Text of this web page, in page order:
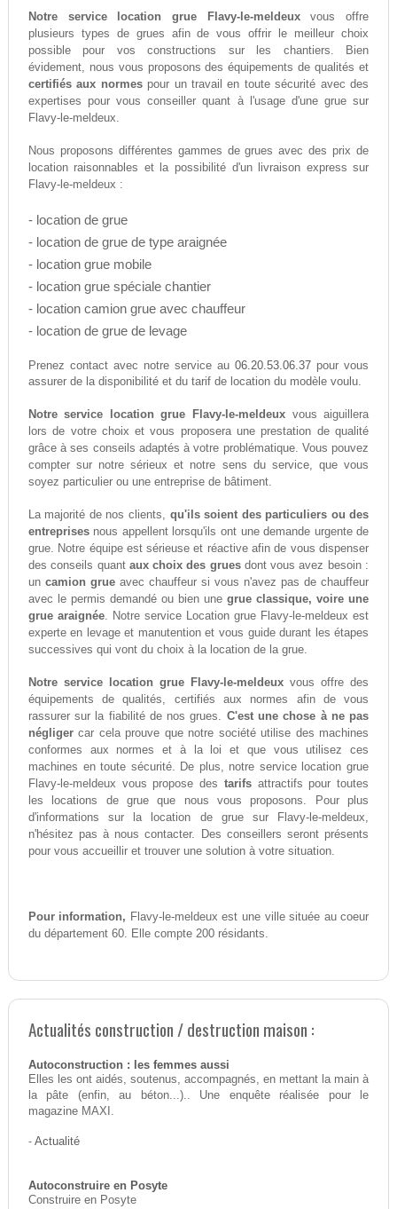
Notre service location grue Flavy-le-meldeuxvous offre
plusieurs types de grues afin de vous offrir le meilleur choix
possible pour vos constructions sur les chantiers. Bien
évidement, nous vous proposons des équipements de qualités et
certifiés aux normespour un travail en toute sécurité avec des
expertises pour vous conseiller quant à l'usage d'une grue sur
Flavy-le-meldeux.
Nous proposons différentes gammes de grues avec des prix de
location raisonnables et la possibilité d'un livraison express sur
Flavy-le-meldeux :
- location de grue
- location de grue de type araignée
- location grue mobile
- location grue spéciale chantier
- location camion grue avec chauffeur
- location de grue de levage
Prenez contact avec notre service au06.20.53.06.37 pour vous
assurer de la disponibilité et du tarif de location du modèle voulu.
Notre service location grue Flavy-le-meldeux vous aiguillera
lors de votre choix et vous proposera une prestation de qualité
grâce à ses conseils adaptés à votre problématique. Vous pouvez
compter sur notre sérieux et notre sens du service, que vous
soyez particulier ou une entreprise de bâtiment.
La majorité de nos clients, qu'ils soient des particuliers ou des
entreprisesnous appellent lorsqu'ils ont une demande urgente de
grue. Notre équipe est sérieuse et réactive afin de vous dispenser
des conseils quant aux choix des gruesdont vous avez besoin :
un camion grueavec chauffeur si vous n'avez pas de chauffeur
avec le permis demandé ou bien unegrue classique, voire une
grue araignée. Notre service Location grue Flavy-le-meldeux est
experte en levage et manutention et vous guide durant les étapes
successives qui vont du choix à la location de la grue.
Notre service location grue Flavy-le-meldeux vous offre des
équipements de qualités, certifiés aux normes afin de vous
rassurer sur la fiabilité de nos grues. C'est une chose à ne pas
négligercar cela prouve que notre société utilise des machines
conformes aux normes et à la loi et que vous utilisez ces
machines en toute sécurité. De plus, notre service location grue
Flavy-le-meldeux vous propose des tarifsattractifs pour toutes
les locations de grue que nous vous proposons. Pour plus
d'informations sur la location de grue sur Flavy-le-meldeux,
n'hésitez pas à nous contacter. Des conseillers seront présents
pour vous accueillir et trouver une solution à votre situation.
Pour information, Flavy-le-meldeux est une ville située au coeur
du département 60. Elle compte 200 résidants.
Actualités construction / destruction maison :
Autoconstruction : les femmes aussi
Elles les ont aidés, soutenus, accompagnés, en mettant la main à
la pâte (enfin, au béton...).. Une enquête réalisée pour le
magazine MAXI.
- Actualité
Autoconstruire en Posyte
Construire en Posyte